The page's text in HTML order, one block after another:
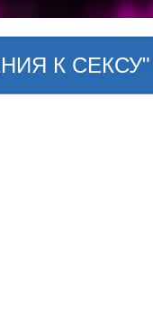
К СЕКСУ"